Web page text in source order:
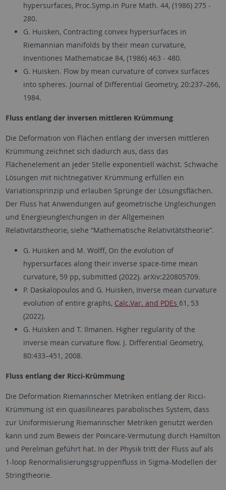
hypersurfaces, Proc.Symp.in Pure Math. 44, (1986) 275 -
280.
G. Huisken, Contracting convex hypersurfaces in
Riemannian manifolds by their mean curvature,
Inventiones Mathematicae 84, (1986) 463 - 480.
G. Huisken. Flow by mean curvature of convex surfaces
into spheres. Journal of Differential Geometry, 20:237–266,
1984.
Fluss entlang der inversen mittleren Krümmung
Die Deformation von Flächen entlang der inversen mittleren
Krümmung zeichnet sich dadurch aus, dass das
Flächenelement an jeder Stelle exponentiell wächst. Schwache
Lösungen mit nichtnegativer Krümmung erfüllen ein
Variationsprinzip und erlauben Sprünge der Lösungsflächen.
Der Fluss hat Anwendungen auf geometrische Ungleichungen
und Energieungleichungen in der Allgemeinen
Relativitätstheorie, siehe “Mathematische Relativitätstheorie”.
G. Huisken and M. Wolff, On the evolution of
hypersurfaces along their inverse space-time mean
curvature, 59 pp, submitted (2022). arXiv:220805709.
P. Daskalopoulos and G. Huisken, Inverse mean curvature
evolution of entire graphs, Calc.Var. and PDEs 61, 53
(2022).
G. Huisken and T. Ilmanen. Higher regularity of the
inverse mean curvature flow. J. Differential Geometry,
80:433–451, 2008.
Fluss entlang der Ricci-Krümmung
Die Deformation Riemannscher Metriken entlang der Ricci-
Krümmung ist ein quasilineares parabolisches System, dass
zur Uniformisierung Riemannscher Metriken genutzt werden
kann und zum Beweis der Poincare-Vermutung durch Hamilton
und Perelman geführt hat. In der Physik tritt der Fluss auf als
1-loop Renormalisierungsgruppenfluss in Sigma-Modellen der
Stringtheorie.